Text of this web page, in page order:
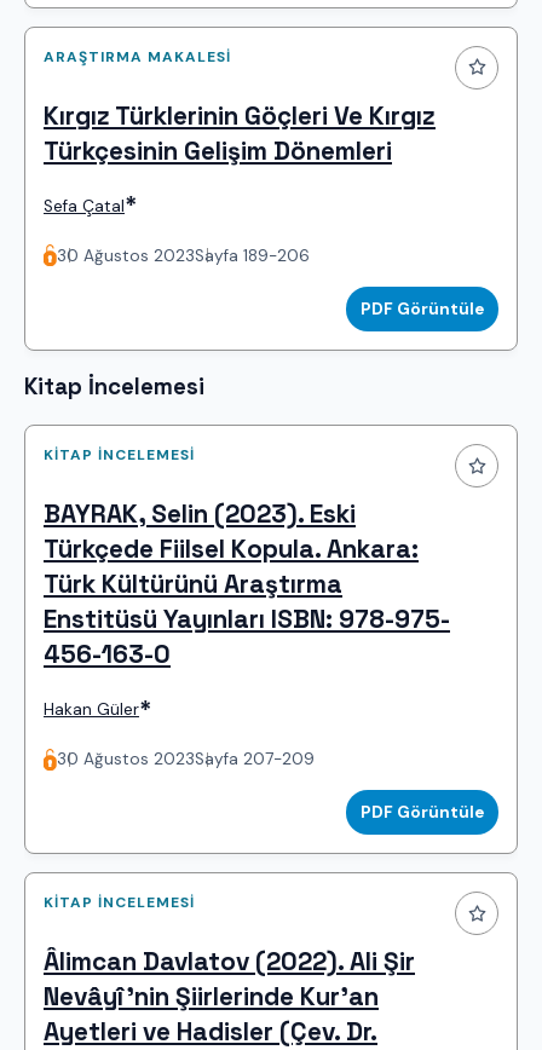
ARAŞTIRMA MAKALESI
Kırgız Türklerinin Göçleri Ve Kırgız
Türkçesinin Gelişim Dönemleri
Sefa Çatal*
30 Ağustos 2023Sayfa 189-206
PDF Görüntüle
Kitap İncelemesi
KITAP İNCELEMESI
BAYRAK, Selin (2023). Eski
Türkçede Fiilsel Kopula. Ankara:
Türk Kültürünü Araştırma
Enstitüsü Yayınları ISBN: 978-975-
456-163-0
Hakan Güler*
30 Ağustos 2023Sayfa 207-209
PDF Görüntüle
KITAP İNCELEMESI
Âlimcan Davlatov (2022). Ali Şir
Nevâyî’nin Şiirlerinde Kur’an
Ayetleri ve Hadisler (Çev. Dr.